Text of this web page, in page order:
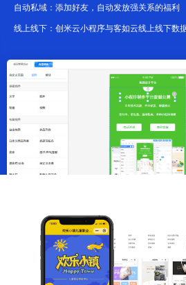
自动私域：添加好友，自动发放强关系的福利
线上线下：创米云小程序与客如云线上线下数